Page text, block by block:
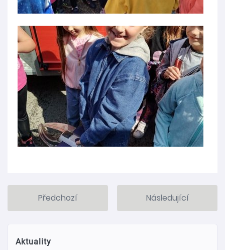
Předchozí Následující
Aktuality